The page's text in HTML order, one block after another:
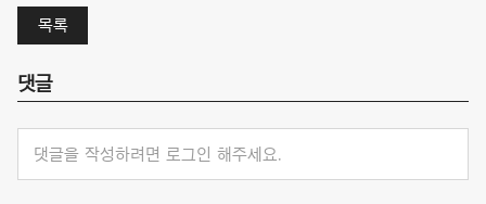
목록
댓글
댓글을 작성하려면 로그인 해주세요.